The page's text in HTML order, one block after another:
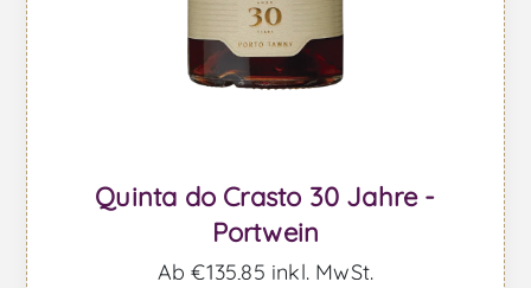
Quinta do Crasto 30 Jahre -
Portwein
Ab €135,85 inkl. MwSt.